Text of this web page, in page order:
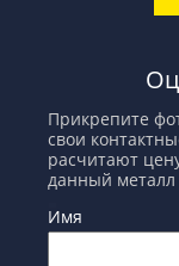
Прикрепите
свои
расчитают
данный металл
Имя